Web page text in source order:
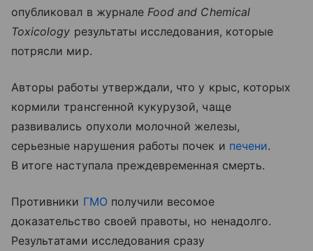
опубликовал в журнале Food and Chemical
Toxicology результаты исследования, которые
потрясли мир.
Авторы работы утверждали, что у крыс, которых
кормили трансгенной кукурузой, чаще
развивались опухоли молочной железы,
серьезные нарушения работы почек и печени.
В итоге наступала преждевременная смерть.
Противники ГМО получили весомое
доказательство своей правоты, но ненадолго.
Результатами исследования сразу